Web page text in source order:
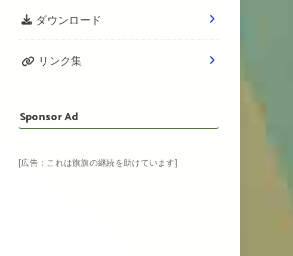
ダウンロード
リンク集
Sponsor Ad
[広告：これは旗旗の継続を助けています]